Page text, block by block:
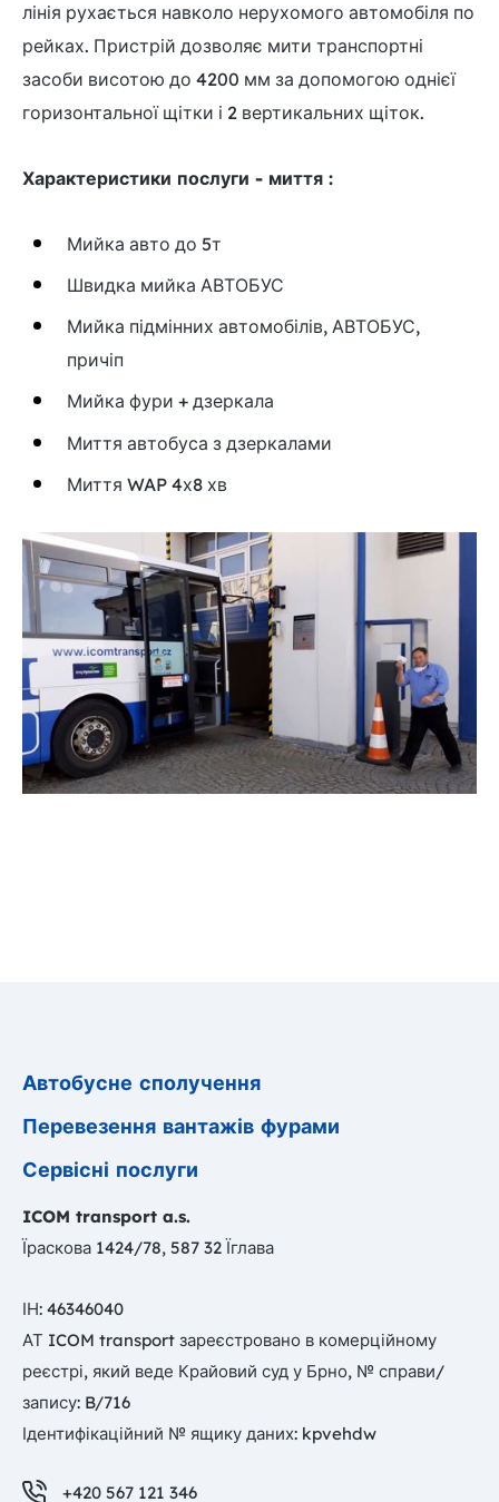
лінія рухається навколо нерухомого автомобіля по
рейках. Пристрій дозволяє мити транспортні
засоби висотою до 4200 мм за допомогою однієї
горизонтальної щітки і 2 вертикальних щіток.
Характеристики послуги - миття :
Мийка авто до 5т
Швидка мийка АВТОБУС
Мийка підмінних автомобілів, АВТОБУС,
причіп
Мийка фури + дзеркала
Миття автобуса з дзеркалами
Миття WAP 4х8 хв
Автобусне сполучення
Перевезення вантажів фурами
Сервісні послуги
ICOM transport a.s.
Їраскова 1424/78, 587 32 Їглава
ІН: 46346040
АТ ICOM transport зареєстровано в комерційному
реєстрі, який веде Крайовий суд у Брно, № справи/
запису: B/716
Ідентифікаційний № ящику даних: kpvehdw
+420 567 121 346